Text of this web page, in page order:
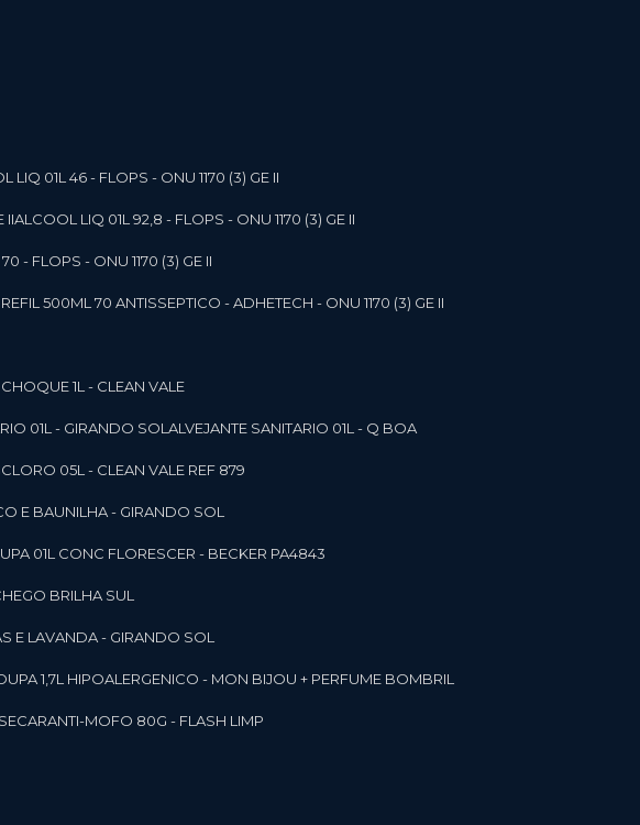
LIQ 01L 46 - FLOPS - ONU 1170 (3) GE II
II ALCOOL LIQ 01L 92,8 - FLOPS - ONU 1170 (3) GE II
- FLOPS - ONU 1170 (3) GE II
REFIL 500ML 70 ANTISSEPTICO - ADHETECH - ONU 1170 (3) GE II
CHOQUE 1L - CLEAN VALE
01L - GIRANDO SOL ALVEJANTE SANITARIO 01L - Q BOA
05L - CLEAN VALE REF 879
E BAUNILHA - GIRANDO SOL
01L CONC FLORESCER - BECKER PA4843
BRILHA SUL
E LAVANDA - GIRANDO SOL
1,7L HIPOALERGENICO - MON BIJOU + PERFUME BOMBRIL
ANTI-MOFO 80G - FLASH LIMP